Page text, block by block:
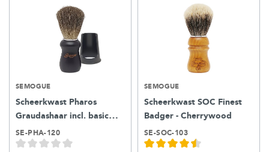
SEMOGUE
Scheerkwast Pharos
Graudashaar incl. basic
houder – Zwart
SE-PHA-120
SEMOGUE
Scheerkwast SOC Finest
Badger - Cherrywood
SE-SOC-103